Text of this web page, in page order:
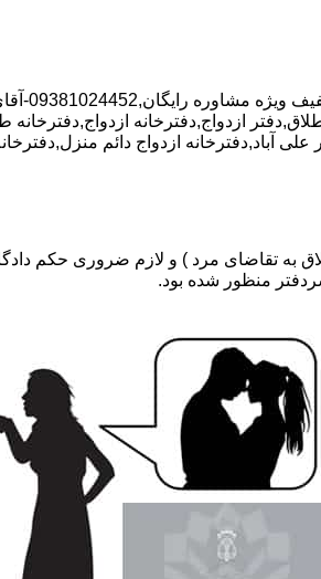
رایگان,09381024452-آقای نوری,شبانه روزی کارشناسان مجرب,دفتر طلاق محدوده علی آباد,
ازدواج,دفترخانه ازدواج,دفترخانه
علی آباد,دفترخانه ازدواج دائم
منظور شده بود.